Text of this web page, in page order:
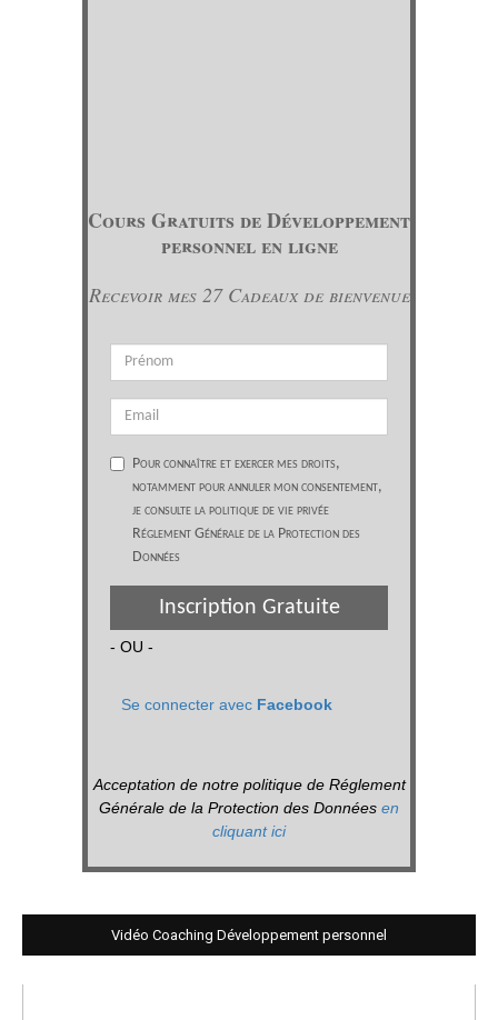
Cours Gratuits de Développement
personnel en ligne
Recevoir mes 27 Cadeaux de bienvenue
Pour connaître et exercer mes droits,
notamment pour annuler mon consentement,
je consulte la politique de vie privée
Réglement Générale de la Protection des
Données
Inscription Gratuite
- OU -
Se connecter avec Facebook
Acceptation de notre politique de Réglement
Générale de la Protection des Données en
cliquant ici
Vidéo Coaching Développement personnel